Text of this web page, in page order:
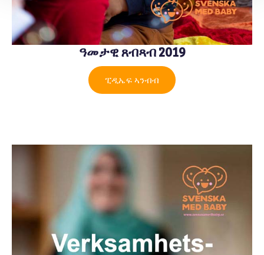
ዓመታዊ ጸብጻብ 2019
ፒዲኤፍ ኣንብብ